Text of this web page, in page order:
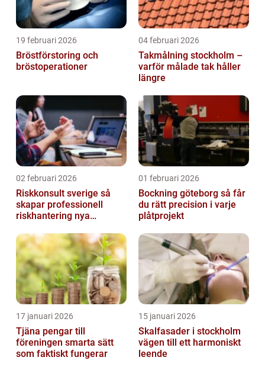
19 februari 2026
Bröstförstoring och
bröstoperationer
04 februari 2026
Takmålning stockholm –
varför målade tak håller
längre
02 februari 2026
Riskkonsult sverige så
skapar professionell
riskhantering nya
01 februari 2026
Bockning göteborg så får
du rätt precision i varje
plåtprojekt
17 januari 2026
Tjäna pengar till
föreningen smarta sätt
som faktiskt fungerar
15 januari 2026
Skalfasader i stockholm
vägen till ett harmoniskt
leende